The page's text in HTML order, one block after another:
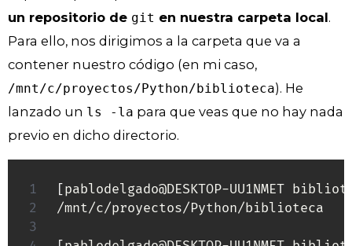
un repositorio de git en nuestra carpeta local.
Para ello, nos dirigimos a la carpeta que va a
contener nuestro código (en mi caso,
/mnt/c/proyectos/Python/biblioteca). He
lanzado un ls -la para que veas que no hay nada
previo en dicho directorio.
[ pablodelgado@DESKTOP-UU1NMET
/mnt/c/proyectos/Python/biblioteca